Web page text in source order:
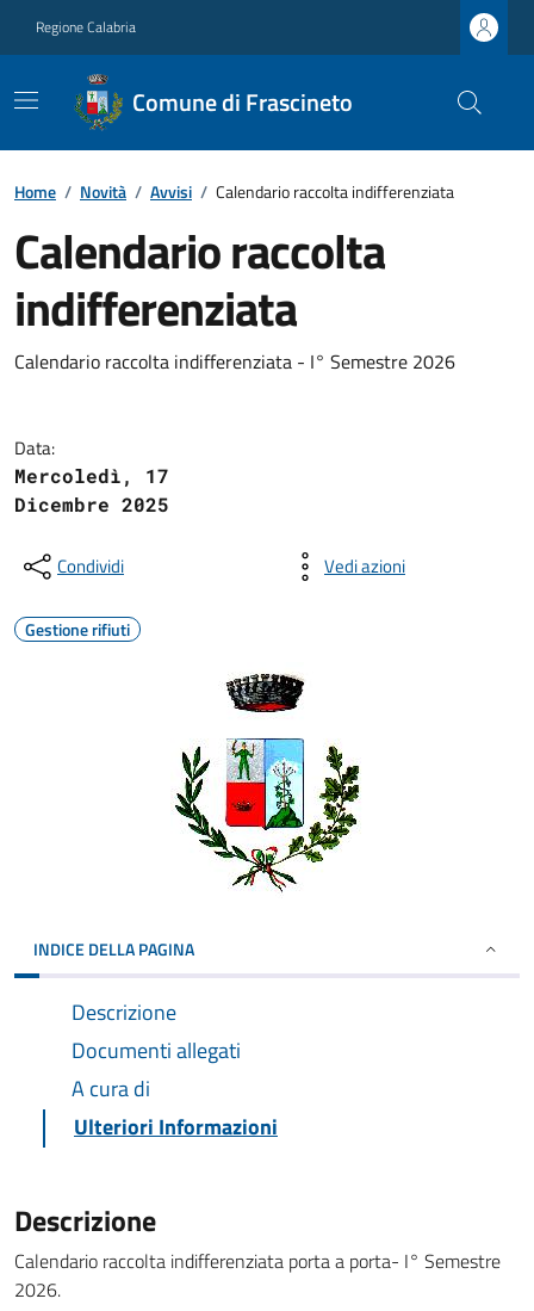
Regione Calabria
Comune di Frascineto
Home / Novità / Avvisi / Calendario raccolta indifferenziata
Calendario raccolta
indifferenziata
Calendario raccolta indifferenziata - I° Semestre 2026
Data:
Mercoledì, 17
Dicembre 2025
Condividi Vedi azioni
Gestione rifiuti
INDICE DELLA PAGINA
Descrizione
Documenti allegati
A cura di
Ulteriori Informazioni
Descrizione
Calendario raccolta indifferenziata porta a porta- I° Semestre
2026.